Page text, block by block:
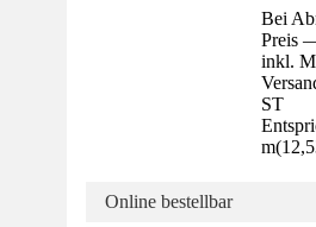
Bei
Preis
inkl.
ST
m(
Online bestellbar